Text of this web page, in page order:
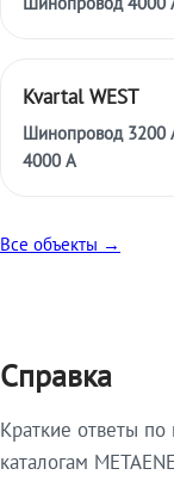
Kvartal WEST
Шинопровод 3200
4000 А
Все объекты →
Справка
Краткие ответы
каталогам